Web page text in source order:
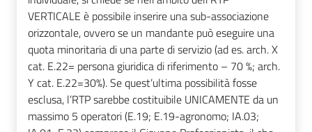
VERTICALE è possibile inserire una sub-associazione
orizzontale, ovvero se un mandante può eseguire una
quota minoritaria di una parte di servizio (ad es. arch. X
cat. E.22= persona giuridica di riferimento – 70 %; arch.
Y cat. E.22=30%). Se quest’ultima possibilità fosse
esclusa, l’RTP sarebbe costituibile UNICAMENTE da un
massimo 5 operatori (E.19; E.19-agronomo; IA.03;